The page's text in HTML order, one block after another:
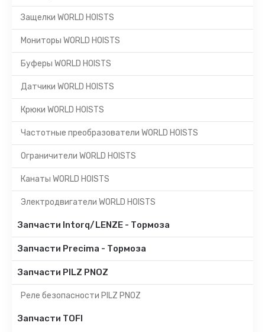
Защелки WORLD HOISTS
Мониторы WORLD HOISTS
Буферы WORLD HOISTS
Датчики WORLD HOISTS
Крюки WORLD HOISTS
Частотные преобразователи WORLD HOISTS
Ограничители WORLD HOISTS
Канаты WORLD HOISTS
Электродвигатели WORLD HOISTS
Запчасти Intorq/LENZE - Тормоза
Запчасти Precima - Тормоза
Запчасти PILZ PNOZ
Реле безопасности PILZ PNOZ
Запчасти TOFI